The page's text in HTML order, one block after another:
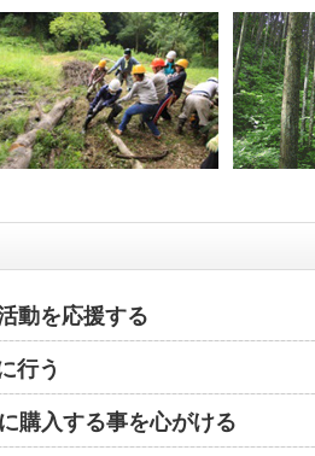
動を応援する
行う
購入する事を心がける